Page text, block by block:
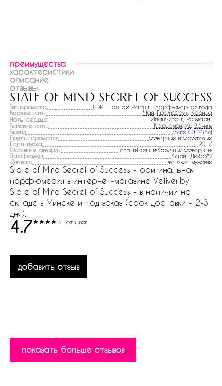
преимущества
характеристики
описание
отзывы
state of mind secret of success
Тип аромата
EDP · Eau de Parfum · парфюмерная вода
Верхние ноты
Чай Грейпфрут Корица
Ноты сердца
Иланг-иланг Розмарин
Базовые ноты
Кардамон Уд Ваниль
Бренд
State Of Mind
Группы ароматов
Фужерные и Фруктовые
Год выпуска
2017
Основные аккорды
Теплый:Пряный:Коричный:Фужерный:
Парфюмер
Карин Дюбрёй
Для кого
женские, мужские
State of Mind Secret of Success - оригинальная
парфюмерия в интернет-магазине Vetiver.by.
State of Mind Secret of Success - в наличии на
складе в Минске и под заказ (срок доставки - 2-3
дня).
4.7 отзывов
добавить отзыв
показать больше отзывов